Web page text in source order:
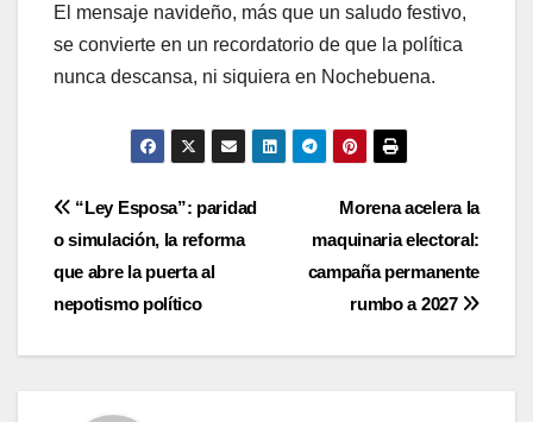
El mensaje navideño, más que un saludo festivo,
se convierte en un recordatorio de que la política
nunca descansa, ni siquiera en Nochebuena.
Navegación
de
entradas
Morena acelera la
maquinaria electoral:
campaña permanente
rumbo a 2027
“Ley Esposa”: paridad
o simulación, la reforma
que abre la puerta al
nepotismo político